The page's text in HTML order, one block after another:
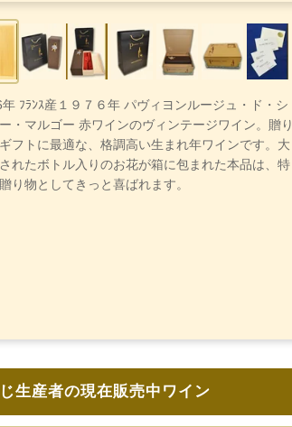
ﾌﾗﾝｽ産１９７６年 パヴィヨンルージュ・ド・シ
・マルゴー 赤ワインのヴィンテージワイン。贈り
フトに最適な、格調高い生まれ年ワインです。大
れたボトル入りのお花が箱に包まれた本品は、特
り物としてきっと喜ばれます。
生産者の現在販売中ワイン